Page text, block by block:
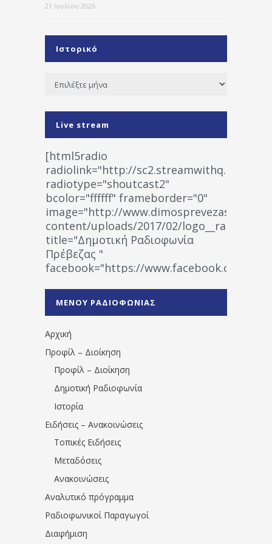
21 Ιουλίου 2026
Ιστορικό
Ιστορικό
Live stream
[html5radio
radiolink="http://
radiotype="shoutcast2"
bcolor="ffffff" frameborder="0"
image="http://www.dimosprevezas.gr/wp-
content/uploads/2017/02/
title="Δημοτική Ραδιοφωνία
Πρέβεζας "
facebook="https://www.facebook.com/
1531194763766854/" artist="" ]
ΜΕΝΟΥ ΡΑΔΙΟΦΩΝΙΑΣ
Αρχική
Προφίλ – Διοίκηση
Προφίλ – Διοίκηση
Δημοτική Ραδιοφωνία
Ιστορία
Ειδήσεις – Ανακοινώσεις
Τοπικές Ειδήσεις
Μεταδόσεις
Ανακοινώσεις
Αναλυτικό πρόγραμμα
Ραδιοφωνικοί Παραγωγοί
Διαφήμιση